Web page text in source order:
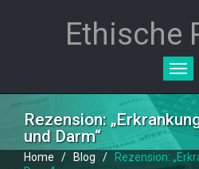
Ethische
Rezension:
und Darm“
Home / Blog /
Rezension: